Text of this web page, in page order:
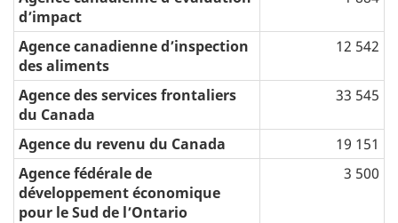
d’impact
Agence canadienne d’inspection
des aliments
12 542
Agence des services frontaliers
du Canada
33 545
Agence du revenu du Canada
19 151
Agence fédérale de
développement économique
pour le Sud de l’Ontario
3 500